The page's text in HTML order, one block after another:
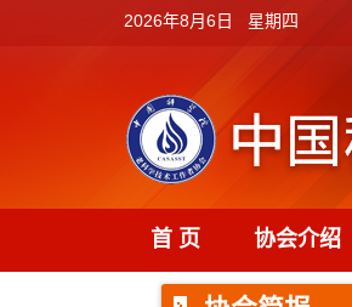
2026年8月6日 星期四
首 页 协会介绍